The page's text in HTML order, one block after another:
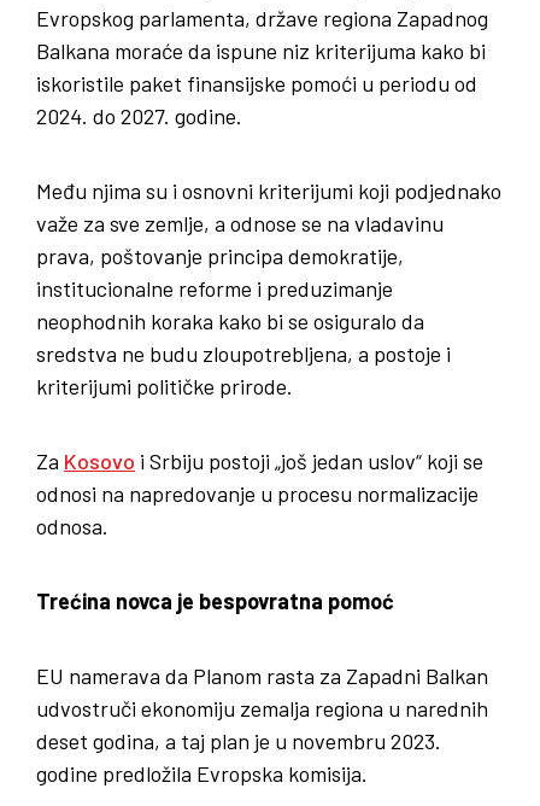
Evropskog parlamenta, države regiona Zapadnog
Balkana moraće da ispune niz kriterijuma kako bi
iskoristile paket finansijske pomoći u periodu od
2024. do 2027. godine.
Među njima su i osnovni kriterijumi koji podjednako
važe za sve zemlje, a odnose se na vladavinu
prava, poštovanje principa demokratije,
institucionalne reforme i preduzimanje
neophodnih koraka kako bi se osiguralo da
sredstva ne budu zloupotrebljena, a postoje i
kriterijumi političke prirode.
Za Kosovo i Srbiju postoji „još jedan uslov“ koji se
odnosi na napredovanje u procesu normalizacije
odnosa.
Trećina novca je bespovratna pomoć
EU namerava da Planom rasta za Zapadni Balkan
udvostruči ekonomiju zemalja regiona u narednih
deset godina, a taj plan je u novembru 2023.
godine predložila Evropska komisija.